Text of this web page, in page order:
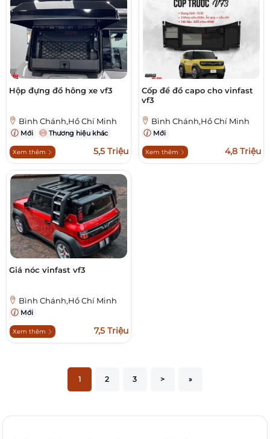
Hộp đựng đồ hông xe vf3
Bình Chánh,Hồ Chí Minh
Mới Thương hiệu khác
Xem thêm 5,5 Triệu
Cốp để đồ capo cho vinfast
vf3
Bình Chánh,Hồ Chí Minh
Mới
Xem thêm 4,8 Triệu
Giá nóc vinfast vf3
Bình Chánh,Hồ Chí Minh
Mới
Xem thêm 7,5 Triệu
1 2 3 > »